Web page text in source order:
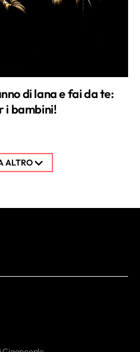
di lana e fai da te:
i bambini!
ALTRO
tutti i diritti di sfruttamento ed
fotografico presente sul sito
sono progettate per